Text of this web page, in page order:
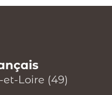
Loire (49)